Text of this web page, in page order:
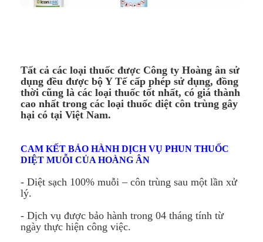
Tất cả các loại thuốc được Công ty Hoàng ân sử
dụng đều được bộ Y Tế cấp phép sử dụng, đồng
thời cũng là các loại thuốc tốt nhất, có giá thành
cao nhất trong các loại thuốc diệt côn trùng gây
hại có tại Việt Nam.
CAM KẾT BẢO HÀNH DỊCH VỤ PHUN THUỐC
DIỆT MUỖI CỦA HOÀNG ÂN
- Diệt sạch 100% muỗi – côn trùng sau một lần xử
lý.
- Dịch vụ được bảo hành trong 04 tháng tính từ
ngày thực hiện công việc.